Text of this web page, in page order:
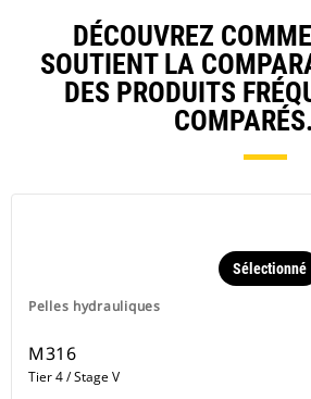
DÉCOUVREZ
SOUTIENT LA
DES PRODUITS
COMPARÉS.
Pelles hydrauliques
Sélectionné
M316
Tier 4 / Stage V